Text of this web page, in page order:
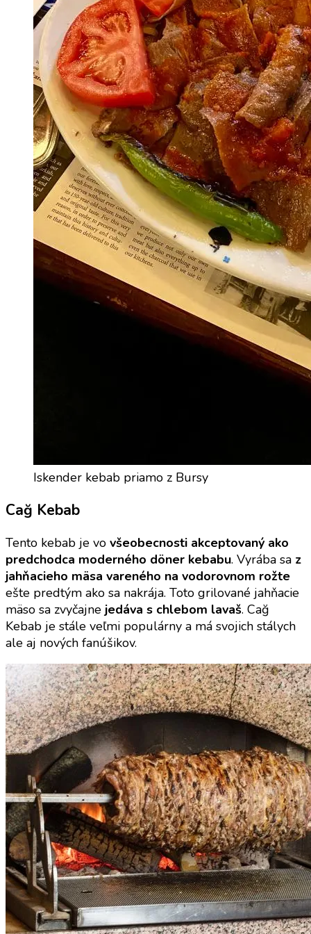
Iskender kebab priamo z Bursy
Cağ Kebab
Tento kebab je vo všeobecnosti akceptovaný ako
predchodca moderného döner kebabu. Vyrába sa z
jahňacieho mäsa vareného na vodorovnom rožte
ešte predtým ako sa nakrája. Toto grilované jahňacie
mäso sa zvyčajne jedáva s chlebom lavaš. Cağ
Kebab je stále veľmi populárny a má svojich stálych
ale aj nových fanúšikov.